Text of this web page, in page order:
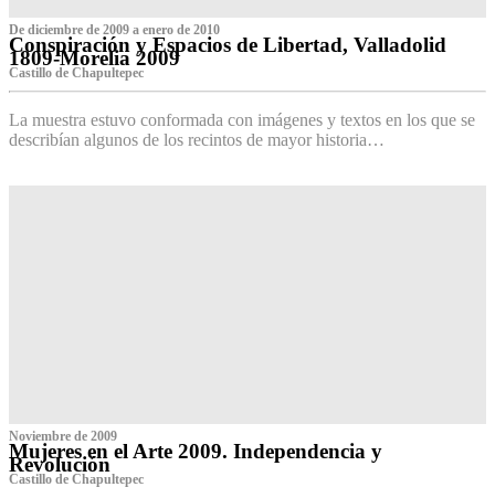
De diciembre de 2009 a enero de 2010
Conspiración y Espacios de Libertad, Valladolid
1809-Morelia 2009
Castillo de Chapultepec
La muestra estuvo conformada con imágenes y textos en los que se
describían algunos de los recintos de mayor historia…
Noviembre de 2009
Mujeres en el Arte 2009. Independencia y
Revolución
Castillo de Chapultepec